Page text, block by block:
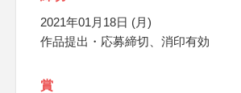
2021年01月18日 (月)
作品提出・応募締切、消印有効
賞